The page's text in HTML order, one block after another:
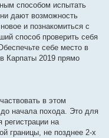
способом испытать
дают возможность
и познакомиться с
способ проверить себя
себе место в
Карпаты 2019 прямо
в этом
начала похода. Это для
регистрации на
границы, не позднее 2-х